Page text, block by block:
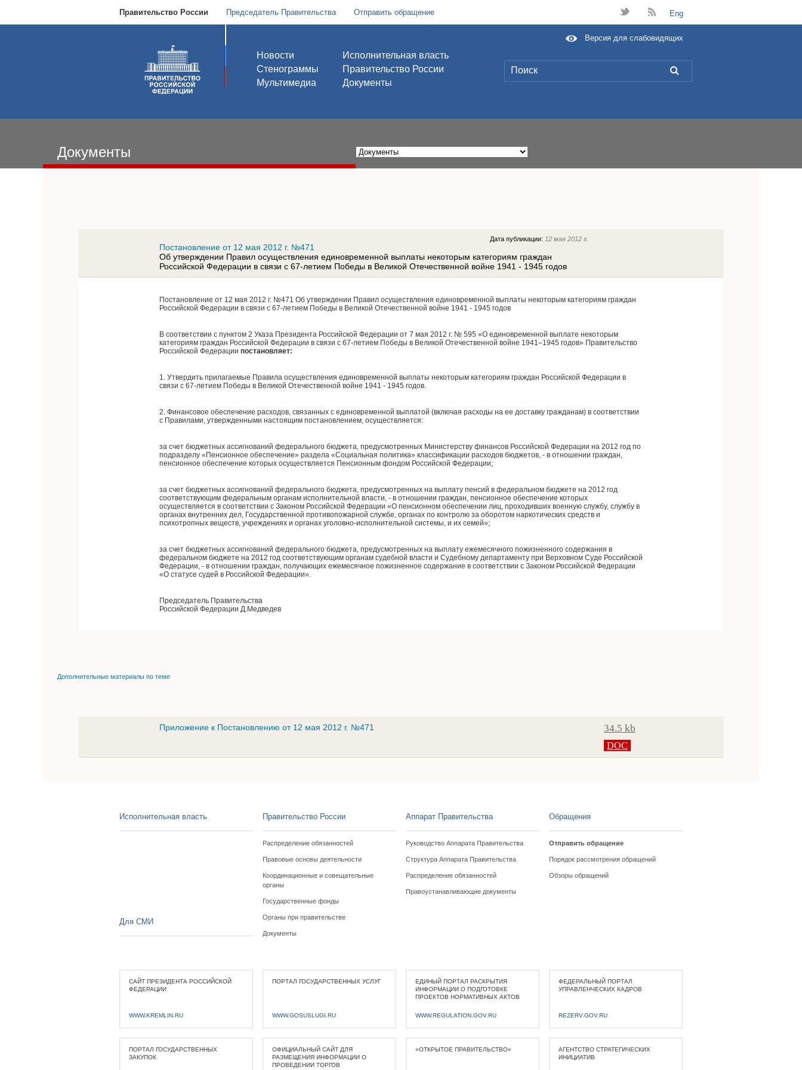
Правительство России Председатель Правительства Отправить обращение t B Eng
Новости
Стенограммы
Мультимедиа
Исполнительная власть
Правительство России
Документы
L
Версия для слабовидящих
Документы
Дата публикации: 12 мая 2012 г.
Постановление от 12 мая 2012 г. №471
Об утверждении Правил осуществления единовременной выплаты некоторым категориям граждан
Российской Федерации в связи с 67-летием Победы в Великой Отечественной войне 1941 - 1945 годов
Постановление от 12 мая 2012 г. №471 Об утверждении Правил осуществления единовременной выплаты некоторым категориям граждан
Российской Федерации в связи с 67-летием Победы в Великой Отечественной войне 1941 - 1945 годов
В соответствии с пунктом 2 Указа Президента Российской Федерации от 7 мая 2012 г. № 595 «О единовременной выплате некоторым
категориям граждан Российской Федерации в связи с 67-летием Победы в Великой Отечественной войне 1941–1945 годов» Правительство
Российской Федерации постановляет:
1. Утвердить прилагаемые Правила осуществления единовременной выплаты некоторым категориям граждан Российской Федерации в
связи с 67-летием Победы в Великой Отечественной войне 1941 - 1945 годов.
2. Финансовое обеспечение расходов, связанных с единовременной выплатой (включая расходы на ее доставку гражданам) в соответствии
с Правилами, утвержденными настоящим постановлением, осуществляется:
за счет бюджетных ассигнований федерального бюджета, предусмотренных Министерству финансов Российской Федерации на 2012 год по
подразделу «Пенсионное обеспечение» раздела «Социальная политика» классификации расходов бюджетов, - в отношении граждан,
пенсионное обеспечение которых осуществляется Пенсионным фондом Российской Федерации;
за счет бюджетных ассигнований федерального бюджета, предусмотренных на выплату пенсий в федеральном бюджете на 2012 год
соответствующим федеральным органам исполнительной власти, - в отношении граждан, пенсионное обеспечение которых
осуществляется в соответствии с Законом Российской Федерации «О пенсионном обеспечении лиц, проходивших военную службу, службу в
органах внутренних дел, Государственной противопожарной службе, органах по контролю за оборотом наркотических средств и
психотропных веществ, учреждениях и органах уголовно-исполнительной системы, и их семей»;
за счет бюджетных ассигнований федерального бюджета, предусмотренных на выплату ежемесячного пожизненного содержания в
федеральном бюджете на 2012 год соответствующим органам судебной власти и Судебному департаменту при Верховном Суде Российской
Федерации, - в отношении граждан, получающих ежемесячное пожизненное содержание в соответствии с Законом Российской Федерации
«О статусе судей в Российской Федерации».
Председатель Правительства
Российской Федерации Д.Медведев
Дополнительные материалы по теме
Приложение к Постановлению от 12 мая 2012 г. №471 34.5 kb
DOC
Исполнительная власть Правительство России
Распределение обязанностей
Правовые основы деятельности
Координационные и совещательные
органы
Государственные фонды
Органы при правительстве
Документы
Аппарат Правительства
Руководство Аппарата Правительства
Структура Аппарата Правительства
Распределение обязанностей
Правоустанавливающие документы
Обращения
Отправить обращение
Порядок рассмотрения обращений
Обзоры обращений
Для СМИ
САЙТ ПРЕЗИДЕНТА РОССИЙСКОЙ
ФЕДЕРАЦИИ
WWW.KREMLIN.RU
ПОРТАЛ ГОСУДАРСТВЕННЫХ УСЛУГ
WWW.GOSUSLUGI.RU
ЕДИНЫЙ ПОРТАЛ РАСКРЫТИЯ
ИНФОРМАЦИИ О ПОДГОТОВКЕ
ПРОЕКТОВ НОРМАТИВНЫХ АКТОВ
WWW.REGULATION.GOV.RU
ФЕДЕРАЛЬНЫЙ ПОРТАЛ
УПРАВЛЕНЧЕСКИХ КАДРОВ
REZERV.GOV.RU
ПОРТАЛ ГОСУДАРСТВЕННЫХ
ЗАКУПОК
ОФИЦИАЛЬНЫЙ САЙТ ДЛЯ
РАЗМЕЩЕНИЯ ИНФОРМАЦИИ О
ПРОВЕДЕНИИ ТОРГОВ
«ОТКРЫТОЕ ПРАВИТЕЛЬСТВО»
АГЕНТСТВО СТРАТЕГИЧЕСКИХ
ИНИЦИАТИВ